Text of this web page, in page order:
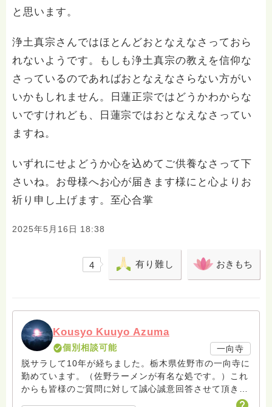
と思います。
浄土真宗さんではほとんどおとなえなさっておら
れないようです。もしも浄土真宗の教えを信仰な
さっているのであればおとなえなさらない方がい
いかもしれません。日蓮正宗ではどうかわからな
いですけれども、日蓮宗ではおとなえなさってい
ますね。
いずれにせよどうか心を込めてご供養なさって下
さいね。お母様へお心が届きます様にと心よりお
祈り申し上げます。至心合掌
2025年5月16日 18:38
4 有り難し おきもち
Kousyo Kuuyo Azuma
個別相談可能
一向寺
脱サラして10年が経ちました。栃木県佐野市の一向寺に
勤めています。（佐野ラーメンが有名な処です。）これ
からも皆様のご質問に対して誠心誠意回答させて頂きた
いと存じます。まだまだ修行中の身ですので至らぬ点あ